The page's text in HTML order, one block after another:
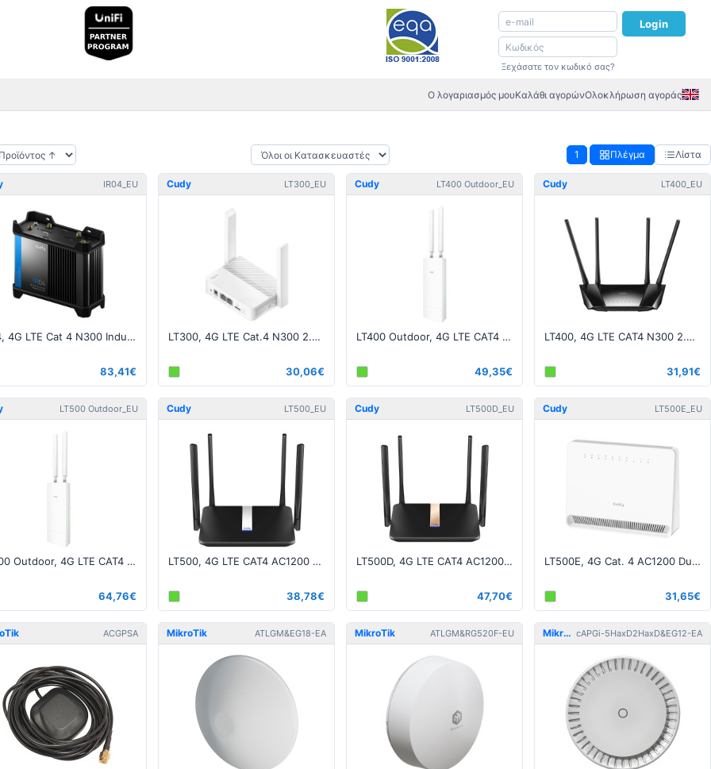
Login
Ξεχάσατε τον κωδικό σας?
Ο λογαριασμός μουΚαλάθι αγορώνΟλοκλήρωση αγοράς
1 Πλέγμα Λίστα
IR04_EU
IR04, 4G LTE Cat 4 N300 Industrial Wi-Fi Router v1
83,41€
Cudy LT300_EU
LT300, 4G LTE Cat.4 N300 2.4GHz Wi-Fi Router v2.0
30,06€
Cudy LT400 Outdoor_EU
LT400 Outdoor, 4G LTE CAT4 + 300Mbps 2.4GHz Wi-Fi Router
49,35€
Cudy LT400_EU
LT400, 4G LTE CAT4 N300 2.4GHz Wi-Fi Router v2
31,91€
LT500 Outdoor_EU
LT500 Outdoor, 4G LTE CAT4 + AC1200 dual band Wi-Fi Router
64,76€
Cudy LT500_EU
LT500, 4G LTE CAT4 AC1200 Dual Band Wi-Fi Router
38,78€
Cudy LT500D_EU
LT500D, 4G LTE CAT4 AC1200 Dual Band Wi-Fi Router - 2xΑποσπώμενες κεραίες
47,70€
Cudy LT500E_EU
LT500E, 4G Cat. 4 AC1200 Dual Band Wi-Fi Router
31,65€
ACGPSA MikroTik ATLGM&EG18-EA MikroTik ATLGM&RG520F-EU MikroTik cAPGi-5HaxD2HaxD&EG12-EA